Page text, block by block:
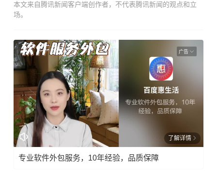
本文来自腾讯新闻客户端创作者，不代表腾讯新闻的观点和立
场。
广告
了解详情
专业软件外包服务，10年经验，品质保障